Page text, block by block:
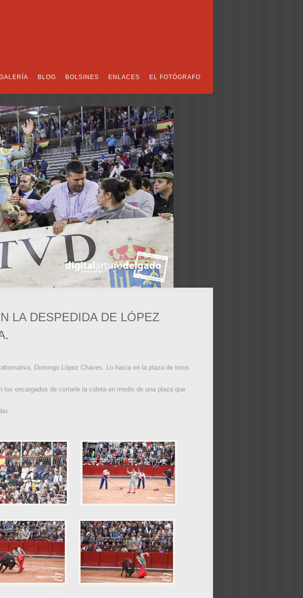
BLOG BOLSINES ENLACES EL FOTÓGRAFO
LA DESPEDIDA DE LÓPEZ
Domingo López Chaves. Lo hacía en la plaza de toros
encargados de cortarle la coleta en medio de una plaza que